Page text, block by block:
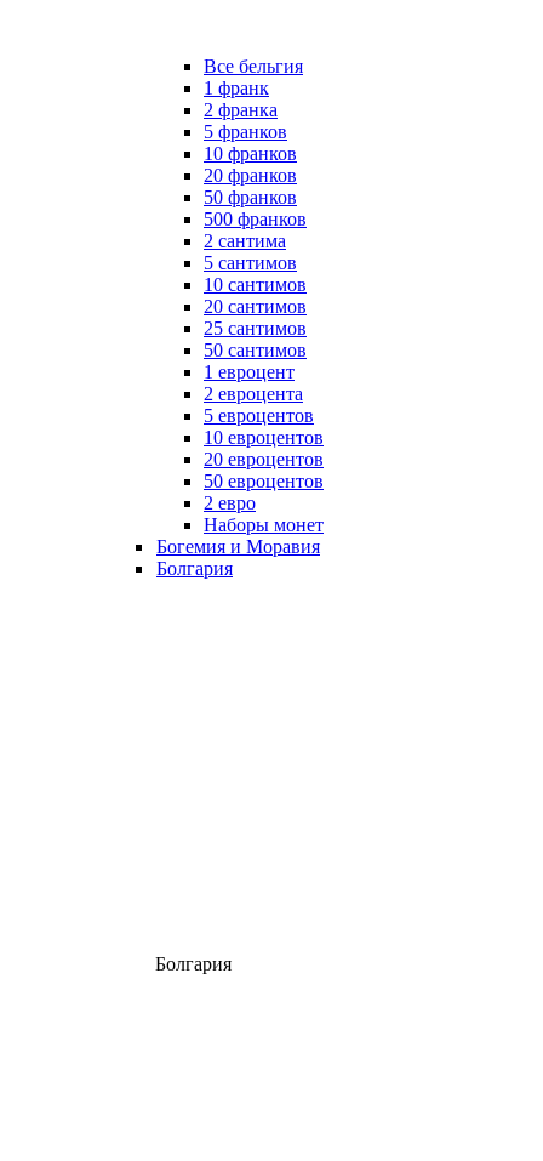
Все бельгия
1 франк
2 франка
5 франков
10 франков
20 франков
50 франков
500 франков
2 сантима
5 сантимов
10 сантимов
20 сантимов
25 сантимов
50 сантимов
1 евроцент
2 евроцента
5 евроцентов
10 евроцентов
20 евроцентов
50 евроцентов
2 евро
Наборы монет
Богемия и Моравия
Болгария
Болгария